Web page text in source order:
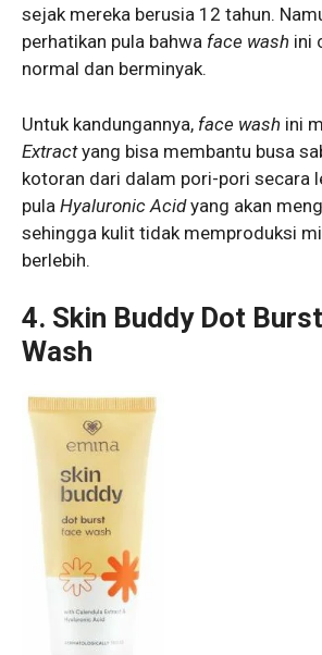
sejak mereka berusia 12 tahun.
perhatikan pula bahwa face wash ini
normal dan berminyak.
Untuk kandungannya, face wash ini
Extractyang bisa membantu busa
kotoran dari dalam pori-pori secara
pula Hyaluronic Acidyang akan
sehingga kulit tidak memproduksi
berlebih.
4. Skin Buddy Dot
Wash